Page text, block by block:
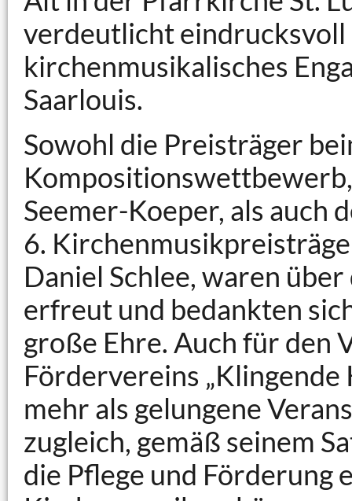
verdeutlicht
kirchenmusikalisches
Saarlouis.
Sowohl die Preisträger
Seemer-Koeper, als auch
6.
Daniel Schlee, waren
erfreut und bedankten
große Ehre. Auch für den
Fördervereins
mehr als gelungene
zugleich, gemäß seinem
die Pflege und Förderung